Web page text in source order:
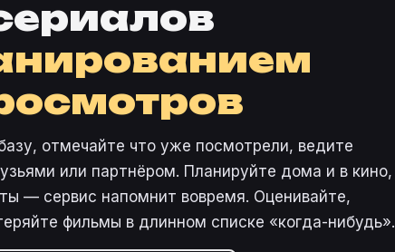
отмечайте что уже посмотрели, ведите
или партнёром. Планируйте дома и в кино,
— сервис напомнит вовремя. Оценивайте,
фильмы в длинном списке «когда-нибудь».